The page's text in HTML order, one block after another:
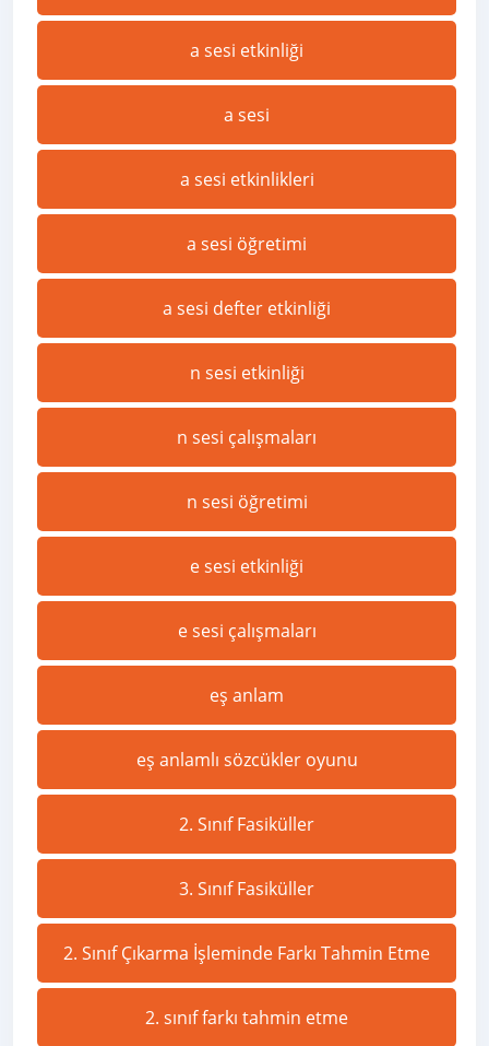
a sesi etkinliği
a sesi
a sesi etkinlikleri
a sesi öğretimi
a sesi defter etkinliği
n sesi etkinliği
n sesi çalışmaları
n sesi öğretimi
e sesi etkinliği
e sesi çalışmaları
eş anlam
eş anlamlı sözcükler oyunu
2. Sınıf Fasiküller
3. Sınıf Fasiküller
2. Sınıf Çıkarma İşleminde Farkı Tahmin Etme
2. sınıf farkı tahmin etme